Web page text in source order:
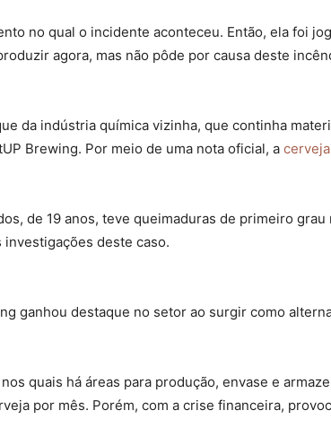
no qual o incidente aconteceu. Então, ela foi
agora, mas não pôde por causa deste
da indústria química vizinha, que continha
Brewing. Por meio de uma nota oficial, a
de 19 anos, teve queimaduras de primeiro
deste caso.
ganhou destaque no setor ao surgir como
quais há áreas para produção, envase e
por mês. Porém, com a crise financeira,